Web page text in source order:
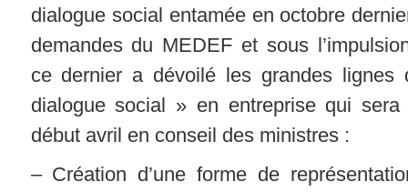
dialogue social entamée en octobre
demandes du MEDEF et sous
ce dernier a dévoilé les grandes
dialogue social » en entreprise qui
début avril en conseil des ministres :
– Création d’une forme de